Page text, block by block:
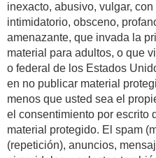
inexacto, abusivo, vulgar,
intimidatorio, obsceno,
amenazante, que invada la
material para adultos, o que
o federal de los Estados
en no publicar material
menos que usted sea el
el consentimiento por escrito
material protegido. El spam
(repetición), anuncios,